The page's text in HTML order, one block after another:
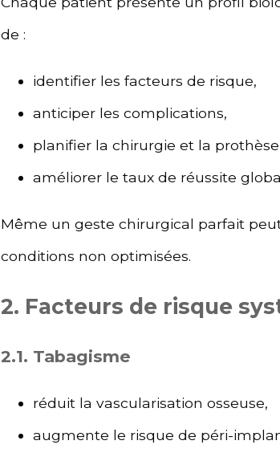
de :
identifier les facteurs de risque,
anticiper les complications,
planifier la chirurgie et la
améliorer le taux de réussite
Même un geste chirurgical parfait
conditions non optimisées.
2. Facteurs de risque
2.1. Tabagisme
réduit la vascularisation osseuse,
augmente le risque de péri-